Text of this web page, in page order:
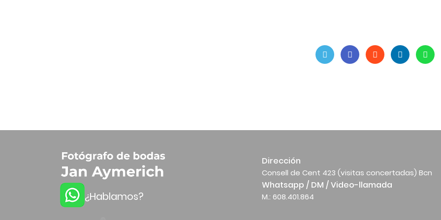
¿Hablamos?
Dirección
Consell de Cent 423 (visitas concertadas) Bcn
Whatsapp / DM / Video-llamada
M.: 608.401.864